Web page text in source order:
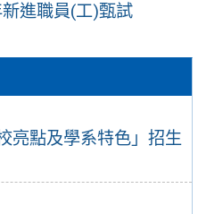
亮點及學系特色」招生
進職員(工)甄試